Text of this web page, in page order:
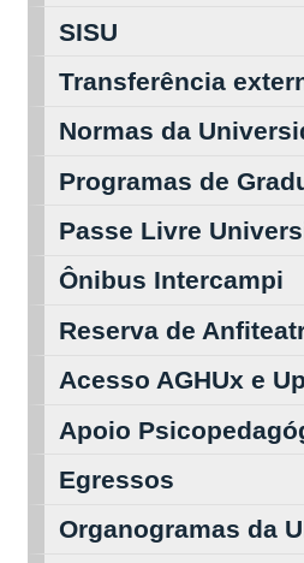
SISU
Transferência
Normas da
Programas de
Passe Livre
Ônibus Intercampi
Reserva de
Acesso AGHUx e
Apoio
Egressos
Organogramas da